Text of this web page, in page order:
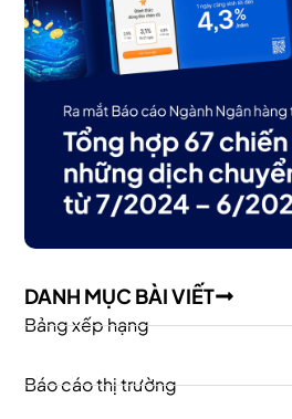
DANH MỤC BÀI VIẾT
Bảng xếp hạng
Báo cáo thị trường